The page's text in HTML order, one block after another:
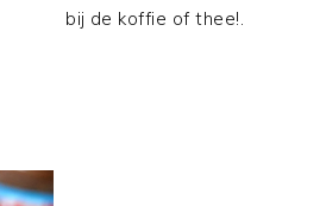
bij de koffie of thee!.